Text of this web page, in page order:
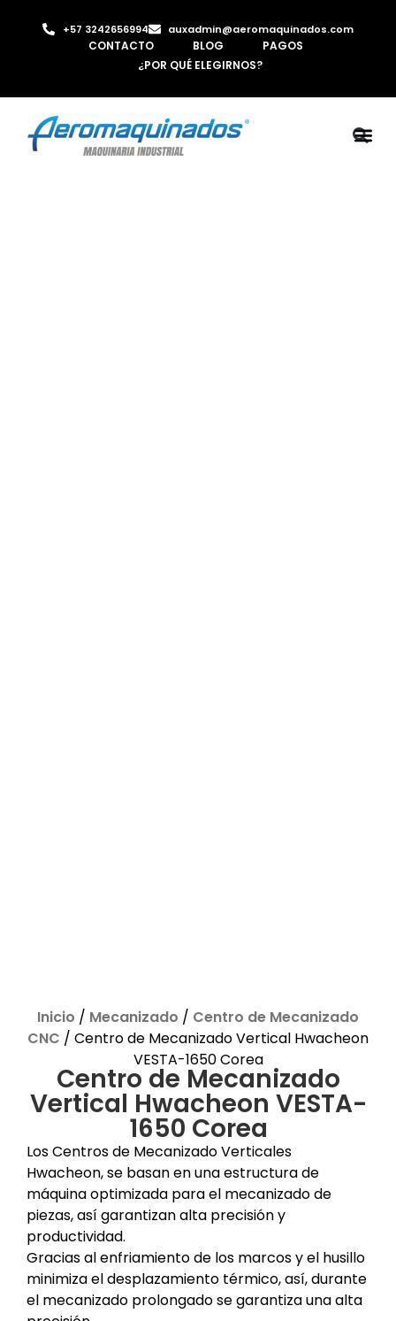
+57 3242656994 auxadmin@aeromaquinados.com
CONTACTO BLOG
PAGOS
¿POR QUÉ ELEGIRNOS?
Inicio / Mecanizado / Centro de Mecanizado
CNC / Centro de Mecanizado Vertical Hwacheon
VESTA-1650 Corea
Centro de Mecanizado
Vertical Hwacheon VESTA-
1650 Corea
Los Centros de Mecanizado Verticales
Hwacheon, se basan en una estructura de
máquina optimizada para el mecanizado de
piezas, así garantizan alta precisión y
productividad.
Gracias al enfriamiento de los marcos y el husillo
minimiza el desplazamiento térmico, así, durante
el mecanizado prolongado se garantiza una alta